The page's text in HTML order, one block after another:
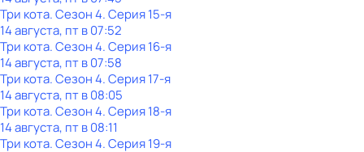
Три кота. Сезон 4. Серия 15-я
14 августа, пт в 07:52
Три кота. Сезон 4. Серия 16-я
14 августа, пт в 07:58
Три кота. Сезон 4. Серия 17-я
14 августа, пт в 08:05
Три кота. Сезон 4. Серия 18-я
14 августа, пт в 08:11
Три кота. Сезон 4. Серия 19-я